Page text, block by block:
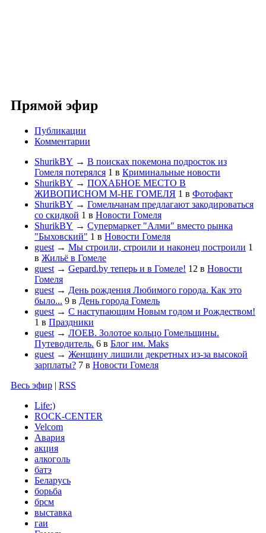
Прямой эфир
Публикации
Комментарии
ShurikBY → В поисках покемона подросток из
Гомеля потерялся 1 в Криминальные новости
ShurikBY → ПОХАБНОЕ МЕСТО В
ЖИВОПИСНОМ М-НЕ ГОМЕЛЯ 1 в Фотофакт
ShurikBY → Гомельчанам предлагают закодироваться
со скидкой 1 в Новости Гомеля
ShurikBY → Супермаркет "Алми" вместо рынка
"Быховский" 1 в Новости Гомеля
guest → Мы строили, строили и наконец построили 1
в Жильё в Гомеле
guest → Gepard.by теперь и в Гомеле! 12 в Новости
Гомеля
guest → День рождения Любимого города. Как это
было... 9 в День города Гомель
guest → С наступающим Новым годом и Рождеством!
1 в Праздники
guest → ЛОЕВ. Золотое кольцо Гомельщины.
Путеводитель. 6 в Блог им. Maks
guest → Женщину лишили декретных из-за высокой
зарплаты? 7 в Новости Гомеля
Весь эфир | RSS
Life:)
ROCK-CENTER
Velcom
Авария
акция
алкоголь
батэ
Беларусь
борьба
брсм
выставка
гаи